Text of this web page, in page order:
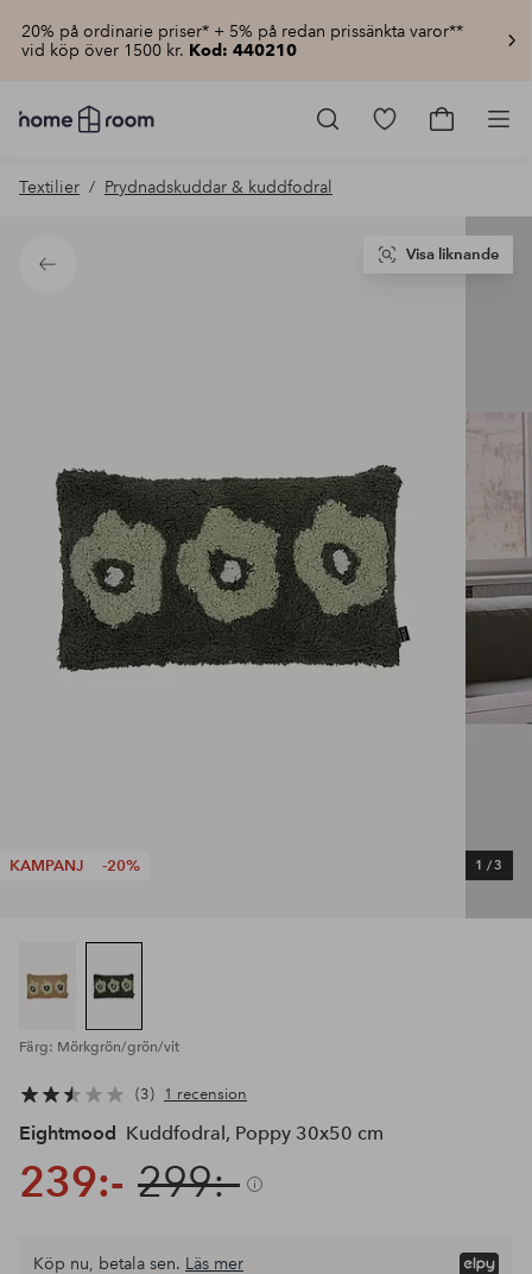
20% på ordinarie priser* + 5% på redan prissänkta varor**
vid köp över 1500 kr. Kod: 440210
Homeroom
–
hemmet
pris
Gå
Gå
Textilier Prydnadskuddar & kuddfodral
Tillbaka
KAMPANJ -20% 1 /3
Visa liknande
Färg: Mörkgrön/grön/vit
3 1 recension
Eightmood Kuddfodral, Poppy 30x50 cm
239:- 299:-
Köp nu, betala sen. Läs mer